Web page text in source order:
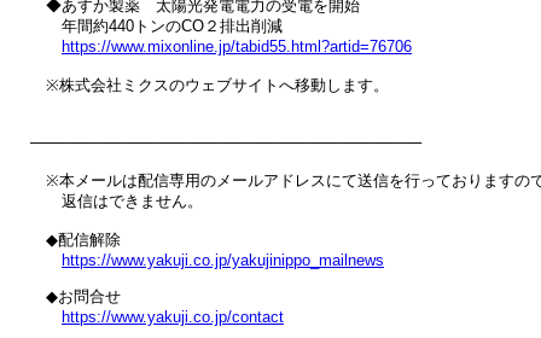
◆あすか製薬　太陽光発電電力の受電を開始
年間約440トンのCO２排出削減
https://www.mixonline.jp/tabid55.html?artid=76706
※株式会社ミクスのウェブサイトへ移動します。
────────────────────────────────────
※本メールは配信専用のメールアドレスにて送信を行っておりますの
返信はできません。
◆配信解除
https://www.yakuji.co.jp/yakujinippo_mailnews
◆お問合せ
https://www.yakuji.co.jp/contact